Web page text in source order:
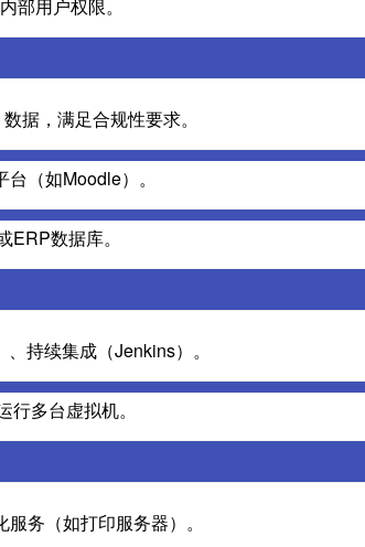
部用户权限。
据，满足合规性要求。
（如Moodle）。
ERP数据库。
持续集成（Jenkins）。
多台虚拟机。
务（如打印服务器）。